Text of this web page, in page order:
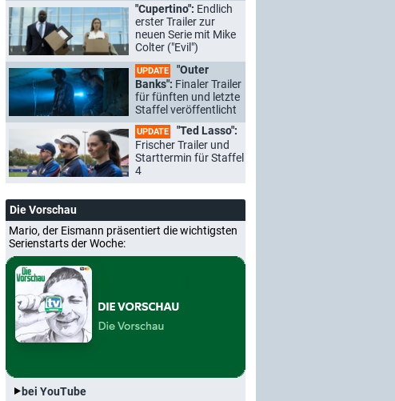
"Cupertino": Endlich
erster Trailer zur
neuen Serie mit Mike
Colter ("Evil")
UPDATE
"Outer
Banks": Finaler Trailer
für fünften und letzte
Staffel veröffentlicht
UPDATE
"Ted Lasso":
Frischer Trailer und
Starttermin für Staffel
4
Die Vorschau
Mario, der Eismann präsentiert die wichtigsten
Serienstarts der Woche:
bei YouTube